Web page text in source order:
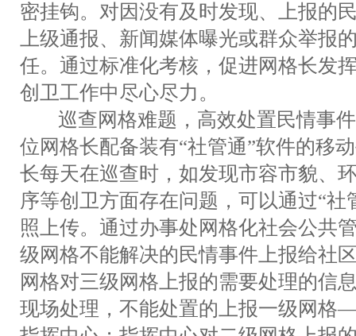
密挂钩。对因没有及时发现、上报的
上级通报、新闻媒体曝光或群众举报
任。通过标准化考核，促进网格长发
创卫工作中尽心尽力。
巡查网格难题，高效处置民情事件
位网格长配备装有“社管通”软件的移
长每天在巡查时，如发现市容市貌、
序等创卫方面存在问题，可以通过“社
照上传。通过办事处网格化社会公共
级网格不能解决的民情事件上报给社
网格对三级网格上报的需要处理的信
现场处理，不能处置的上报一级网